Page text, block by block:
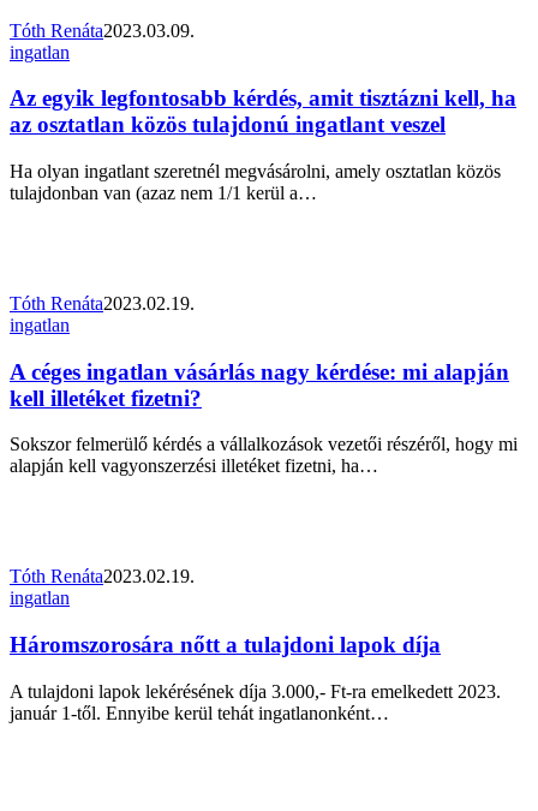
Tóth Renáta2023.03.09.
Az
legfontosabb
kérdés,
amit
kell,
ha
ingatlant
veszel
ingatlan
Az egyik legfontosabb kérdés, amit tisztázni kell, ha
az osztatlan közös tulajdonú ingatlant veszel
Ha olyan ingatlant szeretnél megvásárolni, amely osztatlan közös
tulajdonban van (azaz nem 1/1 kerül a…
Tóth Renáta2023.02.19.
A
ingatlan
vásárlás
nagy
mi
alapján
ingatlan
A céges ingatlan vásárlás nagy kérdése: mi alapján
kell illetéket fizetni?
Sokszor felmerülő kérdés a vállalkozások vezetői részéről, hogy mi
alapján kell vagyonszerzési illetéket fizetni, ha…
Tóth Renáta2023.02.19.
Háromszorosára
a
tulajdoni
lapok
díja
ingatlan
Háromszorosára nőtt a tulajdoni lapok díja
A tulajdoni lapok lekérésének díja 3.000,- Ft-ra emelkedett 2023.
január 1-től. Ennyibe kerül tehát ingatlanonként…